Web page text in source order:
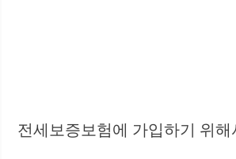
전세보증보험에 가입하기 위